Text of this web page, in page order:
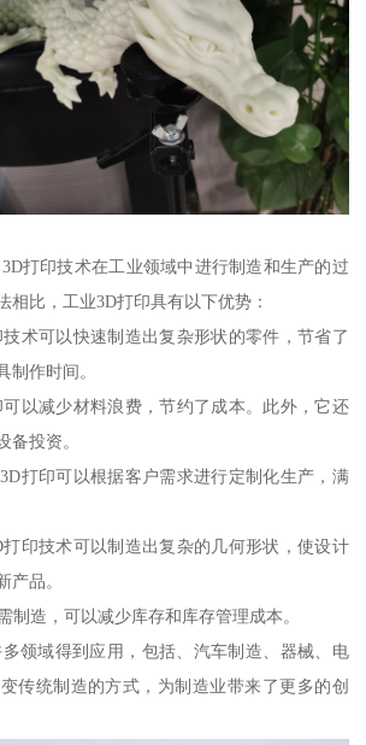
打印技术在工业领域中进行制造和生产的过
相比，工业3D打印具有以下优势：
术可以快速制造出复杂形状的零件，节省了
制作时间。
以减少材料浪费，节约了成本。此外，它还
备投资。
打印可以根据客户需求进行定制化生产，满
印技术可以制造出复杂的几何形状，使设计
产品。
制造，可以减少库存和库存管理成本。
领域得到应用，包括、汽车制造、器械、电
传统制造的方式，为制造业带来了更多的创